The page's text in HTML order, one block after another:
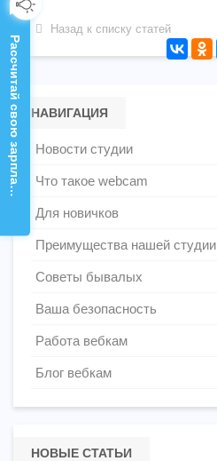
Назад к списку статей
НАВИГАЦИЯ
Новости студии
Что такое webcam
Для новичков
Преимущества нашей студии
Советы бывалых
Ваша безопасность
Работа вебкам
Блог вебкам
НОВЫЕ СТАТЬИ
Рассчитай свою зарплату!